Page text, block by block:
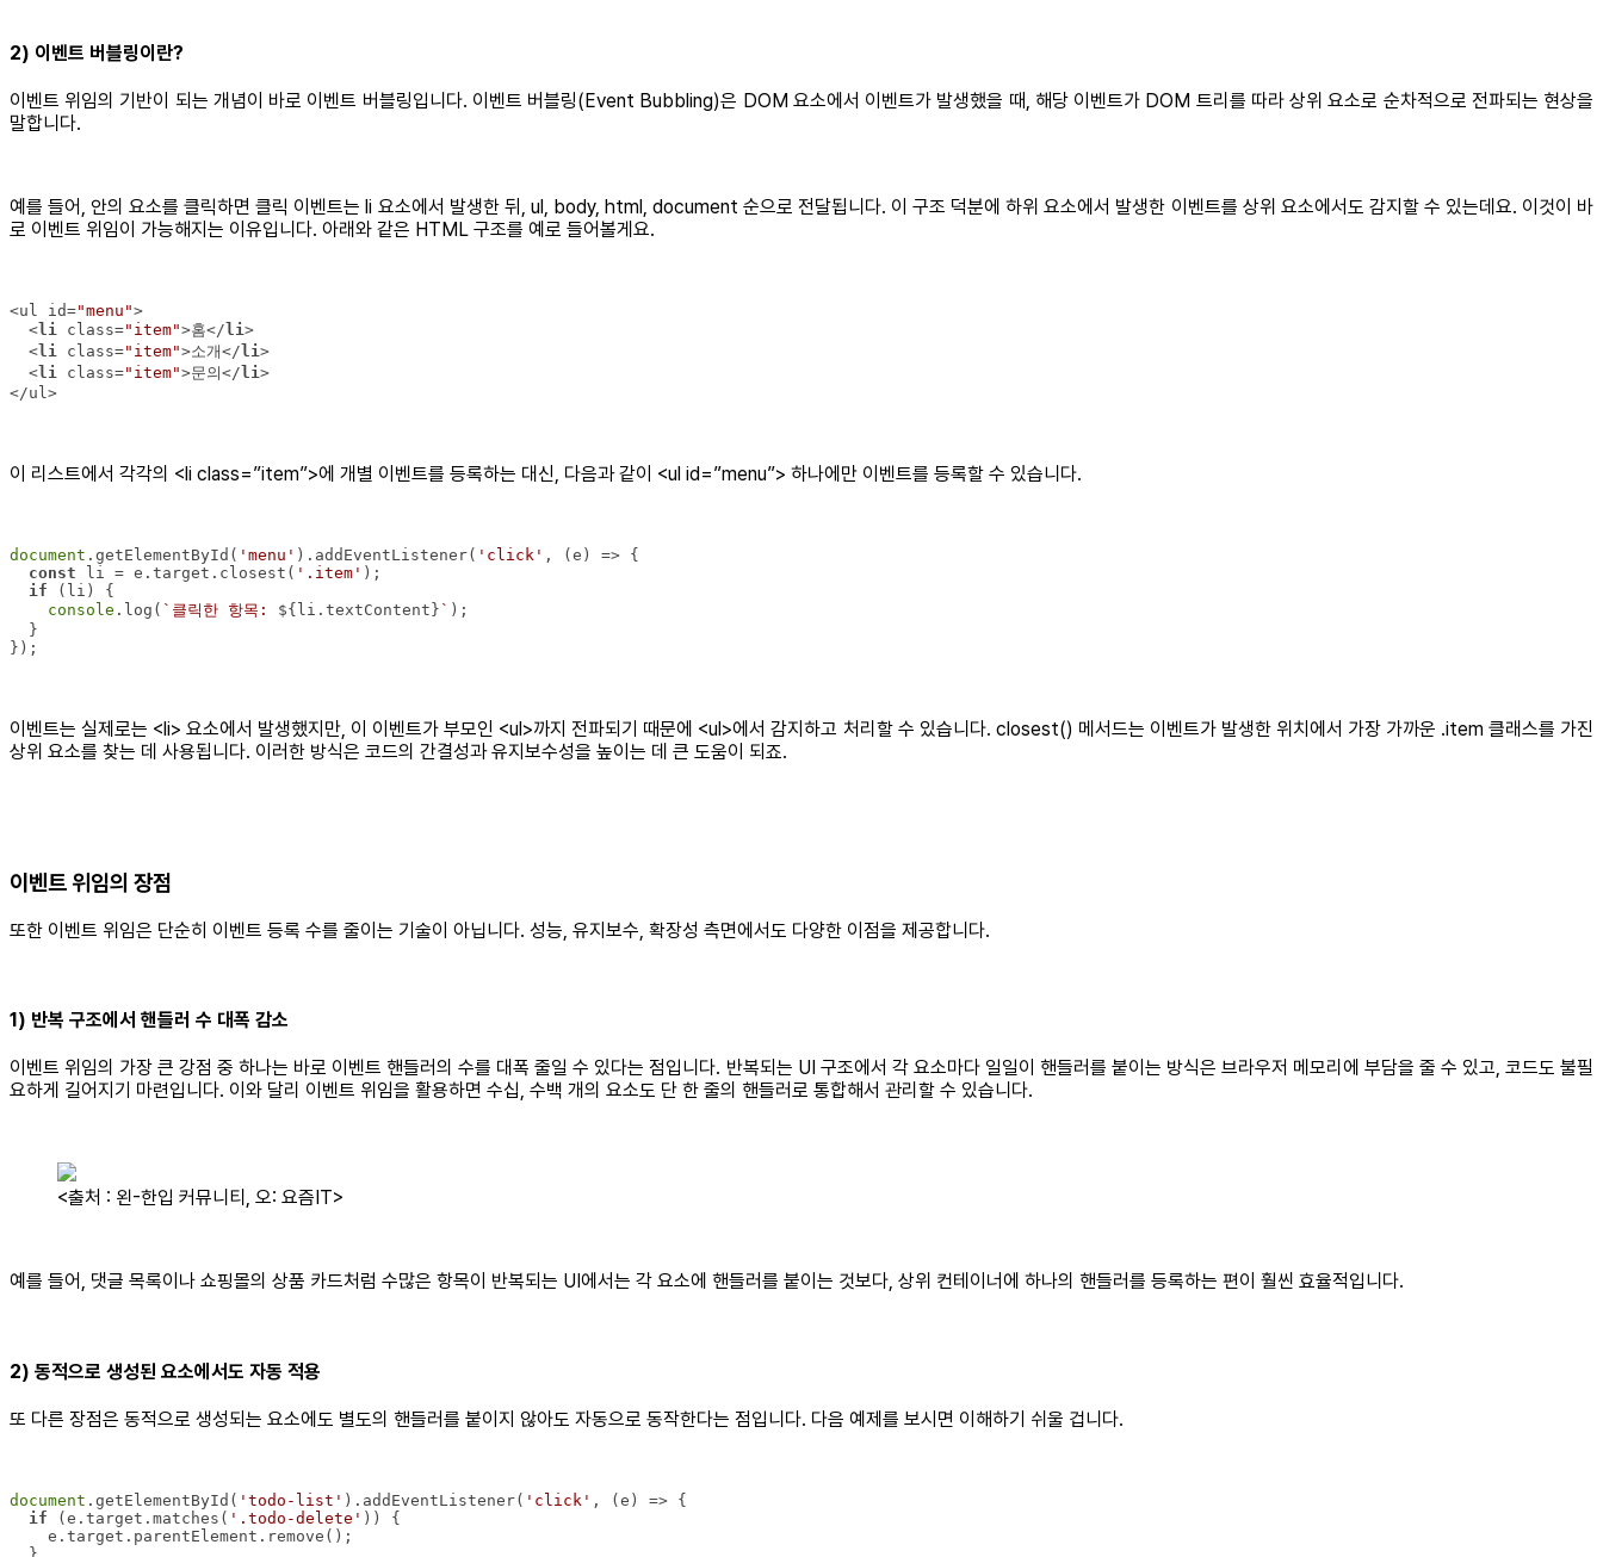
2) 이벤트 버블링이란?
이벤트 위임의 기반이 되는 개념이 바로 이벤트 버블링입니다. 이벤트 버블링(Event Bubbling)은 DOM 요소에서 이벤트가 발생했을 때, 해당 이벤트가 DOM 트리를 따라 상위 요소로 순차적으로 전파되는 현상을
말합니다.
예를 들어, 안의 요소를 클릭하면 클릭 이벤트는 li 요소에서 발생한 뒤, ul, body, html, document 순으로 전달됩니다. 이 구조 덕분에 하위 요소에서 발생한 이벤트를 상위 요소에서도 감지할 수 있는데요. 이것이 바
로 이벤트 위임이 가능해지는 이유입니다. 아래와 같은 HTML 구조를 예로 들어볼게요.
<ul id="menu"
<li class="item">홈</ li>
<li class="item">소개</ li>
<li class="item">문의</ li>
이 리스트에서 각각의 <li class=”item”>에 개별 이벤트를 등록하는 대신, 다음과 같이 <ul id=”menu”> 하나에만 이벤트를 등록할 수 있습니다.
document .getElementById( 'menu' ).addEventListener( 'click' , ( e ) =>
const li = e.target.closest( '.item'
if
console .log( `클릭한 항목: ${li.textContent} `
이벤트는 실제로는 <li> 요소에서 발생했지만, 이 이벤트가 부모인 <ul>까지 전파되기 때문에 <ul>에서 감지하고 처리할 수 있습니다. closest() 메서드는 이벤트가 발생한 위치에서 가장 가까운 .item 클래스를 가진
상위 요소를 찾는 데 사용됩니다. 이러한 방식은 코드의 간결성과 유지보수성을 높이는 데 큰 도움이 되죠.
이벤트 위임의 장점
또한 이벤트 위임은 단순히 이벤트 등록 수를 줄이는 기술이 아닙니다. 성능, 유지보수, 확장성 측면에서도 다양한 이점을 제공합니다.
1) 반복 구조에서 핸들러 수 대폭 감소
이벤트 위임의 가장 큰 강점 중 하나는 바로 이벤트 핸들러의 수를 대폭 줄일 수 있다는 점입니다. 반복되는 UI 구조에서 각 요소마다 일일이 핸들러를 붙이는 방식은 브라우저 메모리에 부담을 줄 수 있고, 코드도 불필
요하게 길어지기 마련입니다. 이와 달리 이벤트 위임을 활용하면 수십, 수백 개의 요소도 단 한 줄의 핸들러로 통합해서 관리할 수 있습니다.
<출처 : 왼-한입 커뮤니티, 오: 요즘IT>
예를 들어, 댓글 목록이나 쇼핑몰의 상품 카드처럼 수많은 항목이 반복되는 UI에서는 각 요소에 핸들러를 붙이는 것보다, 상위 컨테이너에 하나의 핸들러를 등록하는 편이 훨씬 효율적입니다.
2) 동적으로 생성된 요소에서도 자동 적용
또 다른 장점은 동적으로 생성되는 요소에도 별도의 핸들러를 붙이지 않아도 자동으로 동작한다는 점입니다. 다음 예제를 보시면 이해하기 쉬울 겁니다.
document .getElementById( 'todo-list' ).addEventListener( 'click' , ( e ) =>
if (e.target.matches( '.todo-delete'